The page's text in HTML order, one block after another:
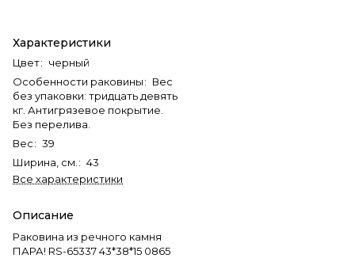
Характеристики
Цвет: черный
Особенности раковины: Вес
без упаковки: тридцать девять
кг. Антигрязевое покрытие.
Без перелива.
Вес: 39
Ширина, см. : 43
Все характеристики
Описание
Раковина из речного камня
ПАРА! RS-65337 43*38*15 0865